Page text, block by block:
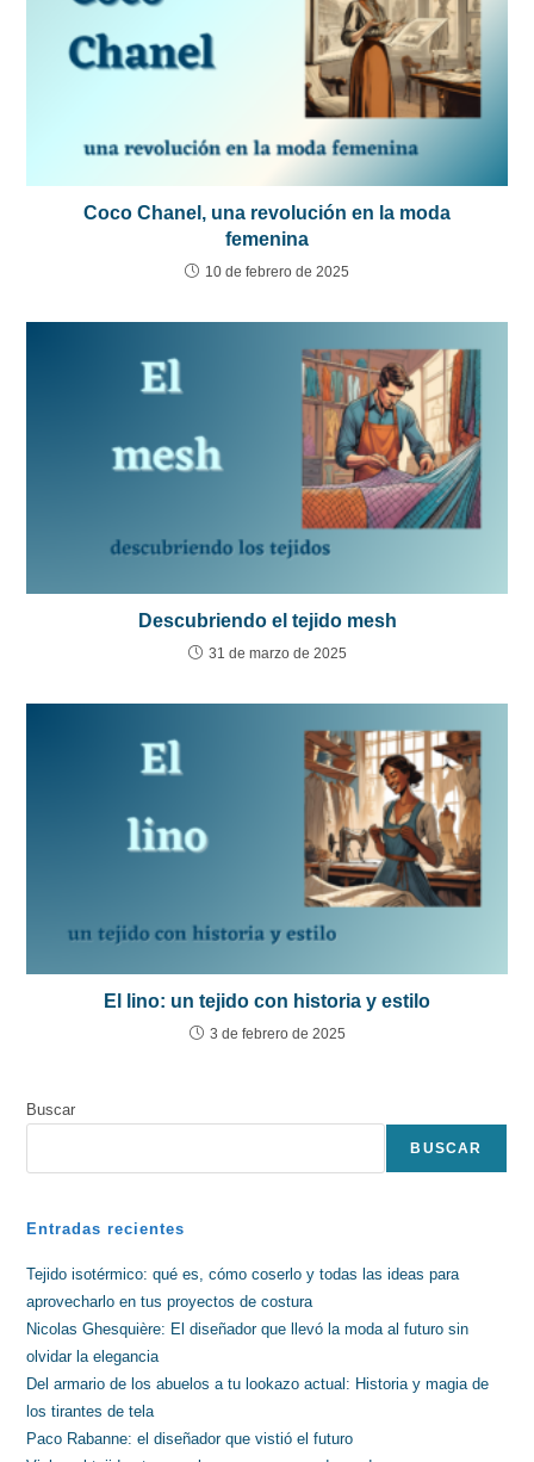
Coco Chanel, una revolución en la moda
femenina
10 de febrero de 2025
Descubriendo el tejido mesh
31 de marzo de 2025
El lino: un tejido con historia y estilo
3 de febrero de 2025
Buscar
BUSCAR
Entradas recientes
Tejido isotérmico: qué es, cómo coserlo y todas las ideas para
aprovecharlo en tus proyectos de costura
Nicolas Ghesquière: El diseñador que llevó la moda al futuro sin
olvidar la elegancia
Del armario de los abuelos a tu lookazo actual: Historia y magia de
los tirantes de tela
Paco Rabanne: el diseñador que vistió el futuro